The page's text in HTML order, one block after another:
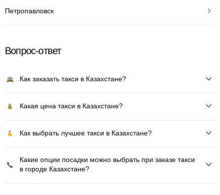
Петропавловск
Вопрос-ответ
Как заказать такси в Казахстане?
Какая цена такси в Казахстане?
Как выбрать лучшее такси в Казахстане?
Какие опции посадки можно выбрать при заказе такси
в городе Казахстане?